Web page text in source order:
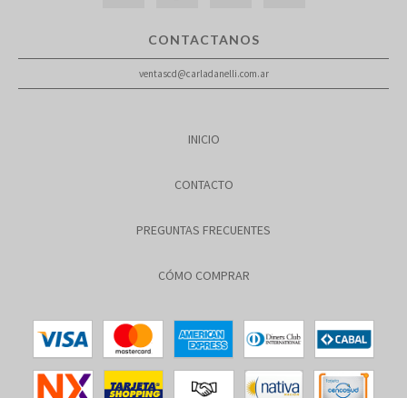
CONTACTANOS
ventascd@carladanelli.com.ar
INICIO
CONTACTO
PREGUNTAS FRECUENTES
CÓMO COMPRAR